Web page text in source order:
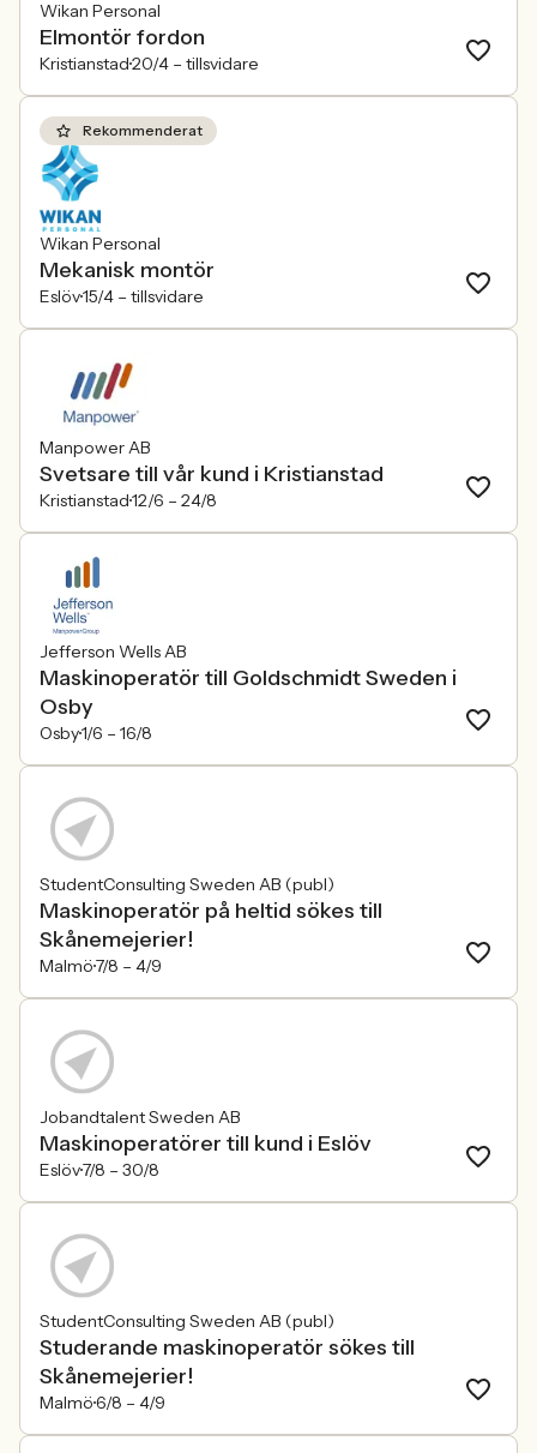
Wikan Personal
Elmontör fordon
Kristianstad20/4 – tillsvidare
Rekommenderat
Wikan Personal
Mekanisk montör
Eslöv15/4 – tillsvidare
Manpower AB
Svetsare till vår kund i Kristianstad
Kristianstad12/6 – 24/8
Jefferson Wells AB
Maskinoperatör till Goldschmidt Sweden i
Osby
Osby1/6 – 16/8
StudentConsulting Sweden AB (publ)
Maskinoperatör på heltid sökes till
Skånemejerier!
Malmö7/8 – 4/9
Jobandtalent Sweden AB
Maskinoperatörer till kund i Eslöv
Eslöv7/8 – 30/8
StudentConsulting Sweden AB (publ)
Studerande maskinoperatör sökes till
Skånemejerier!
Malmö6/8 – 4/9